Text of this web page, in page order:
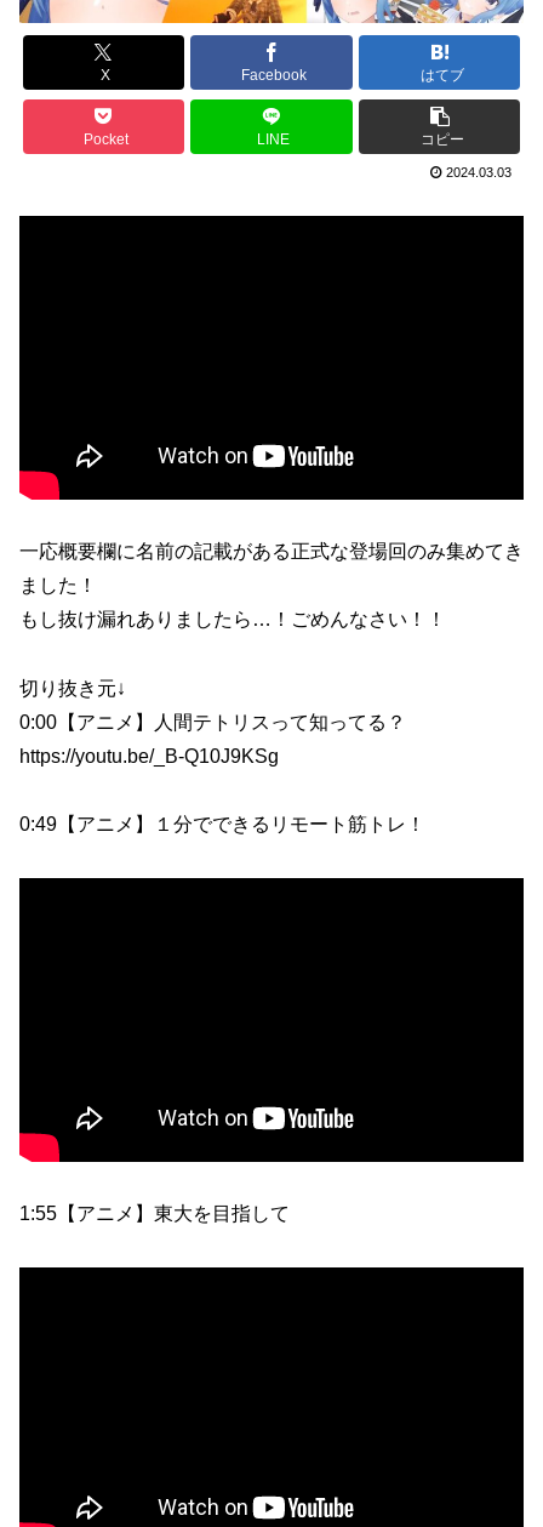
X Facebook はてブ
Pocket LINE コピー
2024.03.03
一応概要欄に名前の記載がある正式な登場回のみ集めてき
ました！
もし抜け漏れありましたら…！ごめんなさい！！
切り抜き元↓
0:00【アニメ】人間テトリスって知ってる？
https://youtu.be/_B-Q10J9KSg
0:49【アニメ】１分でできるリモート筋トレ！
1:55【アニメ】東大を目指して